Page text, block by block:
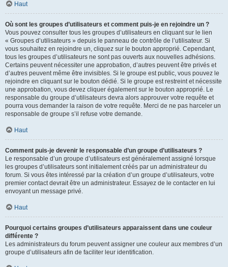
Haut
Où sont les groupes d’utilisateurs et comment puis-je en rejoindre un ?
Vous pouvez consulter tous les groupes d’utilisateurs en cliquant sur le lien
« Groupes d’utilisateurs » depuis le panneau de contrôle de l’utilisateur. Si
vous souhaitez en rejoindre un, cliquez sur le bouton approprié. Cependant,
tous les groupes d’utilisateurs ne sont pas ouverts aux nouvelles adhésions.
Certains peuvent nécessiter une approbation, d’autres peuvent être privés et
d’autres peuvent même être invisibles. Si le groupe est public, vous pouvez le
rejoindre en cliquant sur le bouton dédié. Si le groupe est restreint et nécessite
une approbation, vous devez cliquer également sur le bouton approprié. Le
responsable du groupe d’utilisateurs devra alors approuver votre requête et
pourra vous demander la raison de votre requête. Merci de ne pas harceler un
responsable de groupe s’il refuse votre demande.
Haut
Comment puis-je devenir le responsable d’un groupe d’utilisateurs ?
Le responsable d’un groupe d’utilisateurs est généralement assigné lorsque
les groupes d’utilisateurs sont initialement créés par un administrateur du
forum. Si vous êtes intéressé par la création d’un groupe d’utilisateurs, votre
premier contact devrait être un administrateur. Essayez de le contacter en lui
envoyant un message privé.
Haut
Pourquoi certains groupes d’utilisateurs apparaissent dans une couleur
différente ?
Les administrateurs du forum peuvent assigner une couleur aux membres d’un
groupe d’utilisateurs afin de faciliter leur identification.